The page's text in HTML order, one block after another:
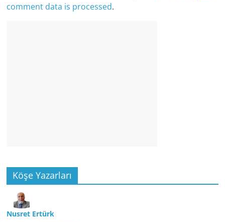
comment data is processed.
Köşe Yazarları
Nusret Ertürk